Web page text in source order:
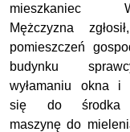
mieszkaniec
Mężczyzna
pomieszczeń
budynku
wyłamaniu okna i
się do środka
maszynę do